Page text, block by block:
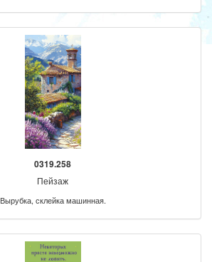
0319.258
Пейзаж
Вырубка, склейка машинная.